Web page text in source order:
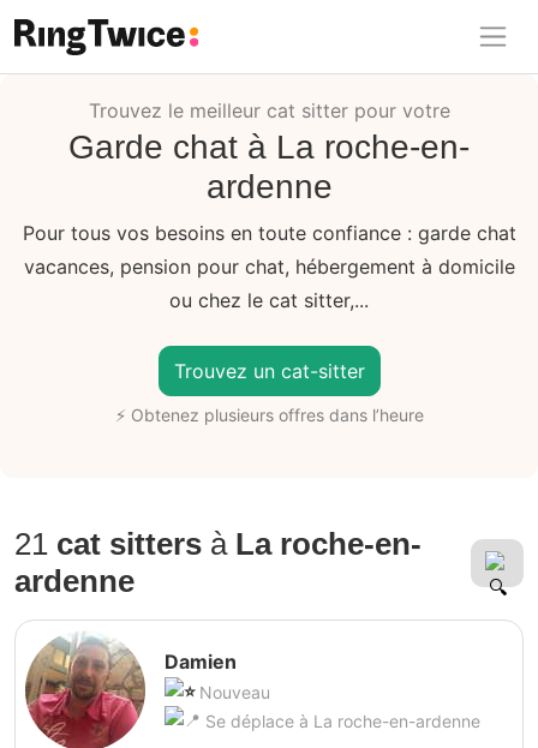
Ring Twice
Trouvez le meilleur cat sitter pour votre
Garde chat à La roche-en-
ardenne
Pour tous vos besoins en toute confiance : garde chat
vacances, pension pour chat, hébergement à domicile
ou chez le cat sitter,...
Trouvez un cat-sitter
⚡ Obtenez plusieurs offres dans l’heure
21 cat sitters à La roche-en-
ardenne
Damien
Nouveau
Se déplace à La roche-en-ardenne